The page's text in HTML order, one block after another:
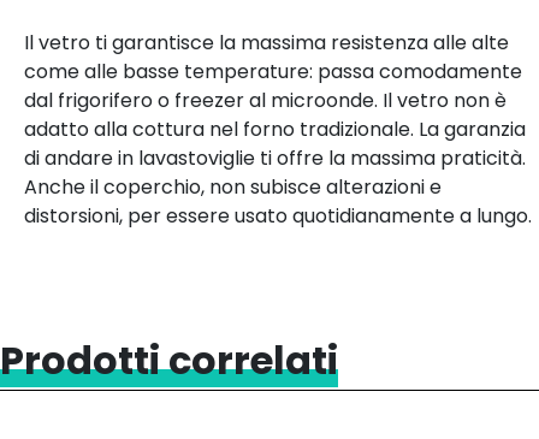
Il vetro ti garantisce la massima resistenza alle alte
come alle basse temperature: passa comodamente
dal frigorifero o freezer al microonde. Il vetro non è
adatto alla cottura nel forno tradizionale. La garanzia
di andare in lavastoviglie ti offre la massima praticità.
Anche il coperchio, non subisce alterazioni e
distorsioni, per essere usato quotidianamente a lungo.
Prodotti correlati